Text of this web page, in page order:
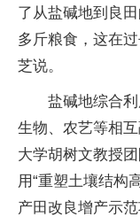
了从盐碱地到良
多斤粮食，这在
芝说。
盐碱地综合
生物、农艺等相
大学胡树文教授
用“重塑土壤结构
产田改良增产示